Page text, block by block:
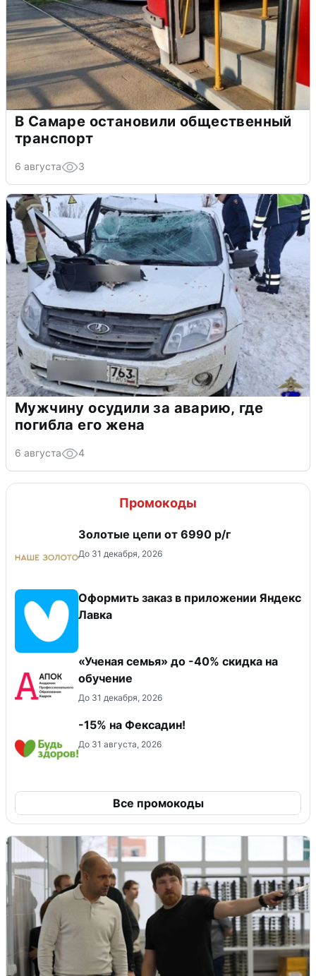
В Самаре остановили общественный
транспорт
6 августа 3
Мужчину осудили за аварию, где
погибла его жена
6 августа 4
Промокоды
Золотые цепи от 6990 р/г
До 31 декабря, 2026
Оформить заказ в приложении Яндекс
Лавка
«Ученая семья» до -40% скидка на
обучение
До 31 декабря, 2026
-15% на Фексадин!
До 31 августа, 2026
Все промокоды